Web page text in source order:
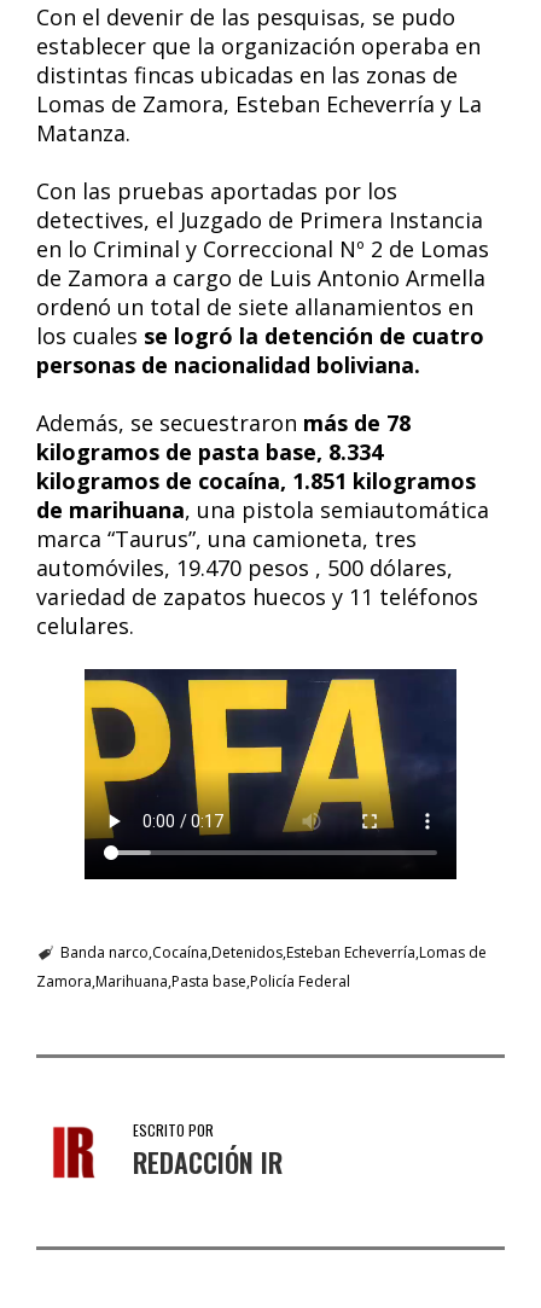
Con el devenir de las pesquisas, se pudo
establecer que la organización operaba en
distintas fincas ubicadas en las zonas de
Lomas de Zamora, Esteban Echeverría y La
Matanza.
Con las pruebas aportadas por los
detectives, el Juzgado de Primera Instancia
en lo Criminal y Correccional Nº 2 de Lomas
de Zamora a cargo de Luis Antonio Armella
ordenó un total de siete allanamientos en
los cuales se logró la detención de cuatro
personas de nacionalidad boliviana.
Además, se secuestraron más de 78
kilogramos de pasta base, 8.334
kilogramos de cocaína, 1.851 kilogramos
de marihuana, una pistola semiautomática
marca “Taurus”, una camioneta, tres
automóviles, 19.470 pesos , 500 dólares,
variedad de zapatos huecos y 11 teléfonos
celulares.
Banda narco Cocaína DetenidosEsteban Echeverría Lomas de
Zamora Marihuana Pasta base Policía Federal
ESCRITO POR
REDACCIÓN IR